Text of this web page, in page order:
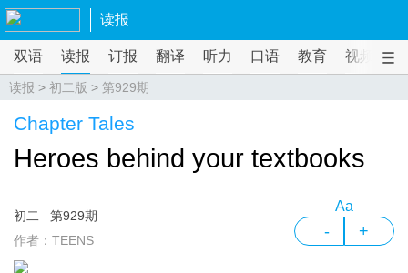
读报
双语 读报 订报 翻译 听力 口语 教育 视频
读报 > 初二版 > 第929期
Chapter Tales
Heroes behind your textbooks
初二
第929期
作者：TEENS
Aa
- +